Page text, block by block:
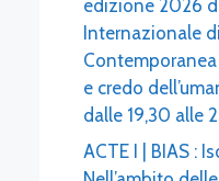
edizione 2026
Internazionale
e credo
dalle 19,30 alle
ACTE I | BIAS :